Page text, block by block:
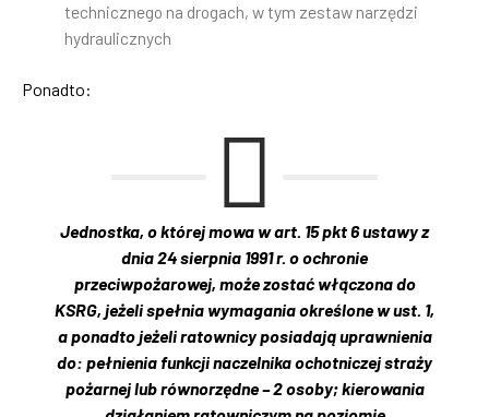
technicznego na drogach, w tym zestaw narzędzi
hydraulicznych
Ponadto:
Jednostka, o której mowa w art. 15 pkt 6 ustawy z
dnia 24 sierpnia 1991 r. o ochronie
przeciwpożarowej, może zostać włączona do
KSRG, jeżeli spełnia wymagania określone w ust. 1,
a ponadto jeżeli ratownicy posiadają uprawnienia
do: pełnienia funkcji naczelnika ochotniczej straży
pożarnej lub równorzędne – 2 osoby; kierowania